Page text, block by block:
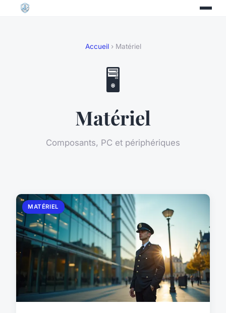
Accueil› Matériel
🖥️
Matériel
Composants, PC et périphériques
MATÉRIEL